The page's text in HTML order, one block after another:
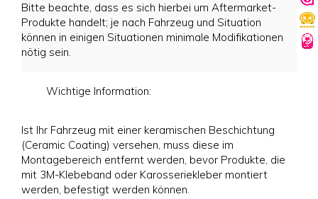
Bitte beachte, dass es sich hierbei um Aftermarket-
Produkte handelt; je nach Fahrzeug und Situation
können in einigen Situationen minimale Modifikationen
nötig sein.
Wichtige Information:
Ist Ihr Fahrzeug mit einer keramischen Beschichtung
(Ceramic Coating) versehen, muss diese im
Montagebereich entfernt werden, bevor Produkte, die
mit 3M-Klebeband oder Karosseriekleber montiert
werden, befestigt werden können.